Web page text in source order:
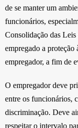
de se manter um
funcionários,
Consolidação das
empregado a
empregador, a fim de
O empregador deve
entre os funcionários,
discriminação. Deve
respeitar o intervalo